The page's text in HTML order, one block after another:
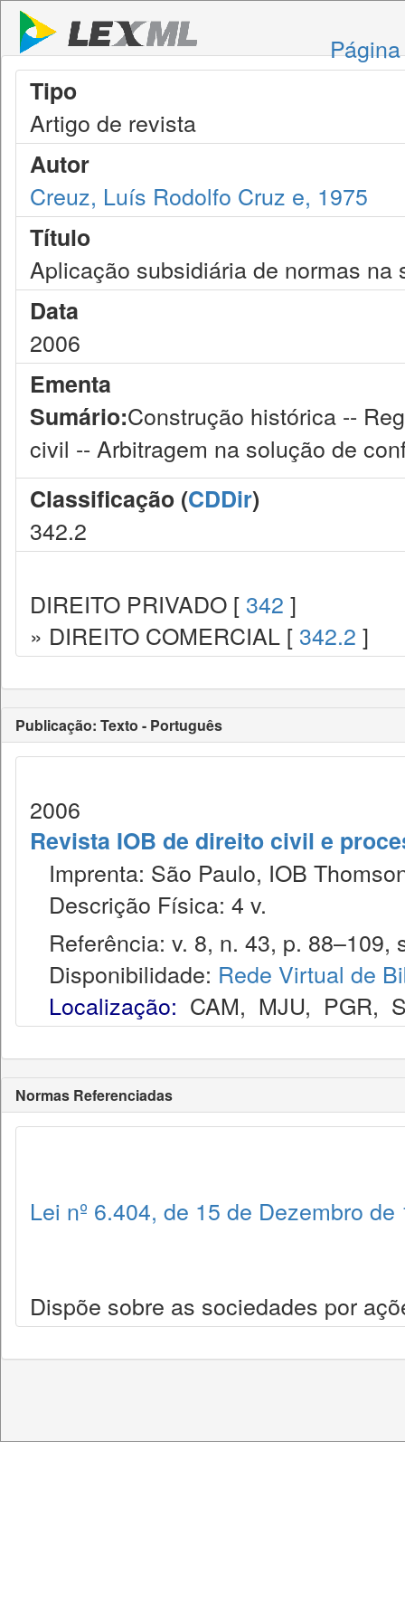
Tipo
Artigo de revista
Autor
Creuz, Luís Rodolfo Cruz e, 1975
Título
Aplicação subsidiária de normas na
Data
2006
Ementa
Sumário:Construção histórica --
civil -- Arbitragem na solução de
Classificação (CDDir)
342.2
DIREITO PRIVADO [ 342 ]
» DIREITO COMERCIAL [ 342.2 ]
Publicação: Texto - Português
2006
Revista IOB de direito civil e
Imprenta: São Paulo, IOB
Descrição Física: 4 v.
Referência: v. 8, n. 43, p. 88–109,
Disponibilidade: Rede Virtual de
Localização: CAM, MJU, PGR,
Normas Referenciadas
Lei nº 6.404, de 15 de Dezembro de
Dispõe sobre as sociedades por